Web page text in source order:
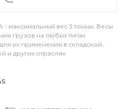
- максимальный вес 3 тонны. Весы
грузов на любых типах
их применения в складской,
и других отраслях